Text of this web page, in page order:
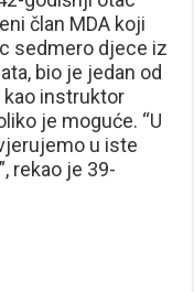
član MDA koji
sedmero djece iz
bio je jedan od
instruktor
je moguće. “U
u iste
rekao je 39-